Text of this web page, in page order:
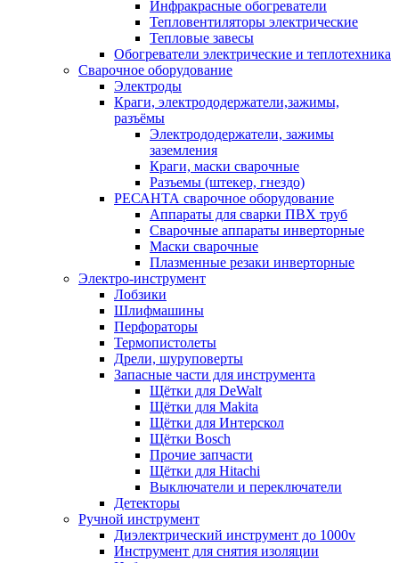
Инфракрасные обогреватели
Тепловентиляторы электрические
Тепловые завесы
Обогреватели электрические и теплотехника
Сварочное оборудование
Электроды
Краги, электрододержатели,зажимы,
разъёмы
Электрододержатели, зажимы
заземления
Краги, маски сварочные
Разъемы (штекер, гнездо)
РЕСАНТА сварочное оборудование
Аппараты для сварки ПВХ труб
Сварочные аппараты инверторные
Маски сварочные
Плазменные резаки инверторные
Электро-инструмент
Лобзики
Шлифмашины
Перфораторы
Термопистолеты
Дрели, шуруповерты
Запасные части для инструмента
Щётки для DeWalt
Щётки для Makita
Щётки для Интерскол
Щётки Bosch
Прочие запчасти
Щётки для Hitachi
Выключатели и переключатели
Детекторы
Ручной инструмент
Диэлектрический инструмент до 1000v
Инструмент для снятия изоляции